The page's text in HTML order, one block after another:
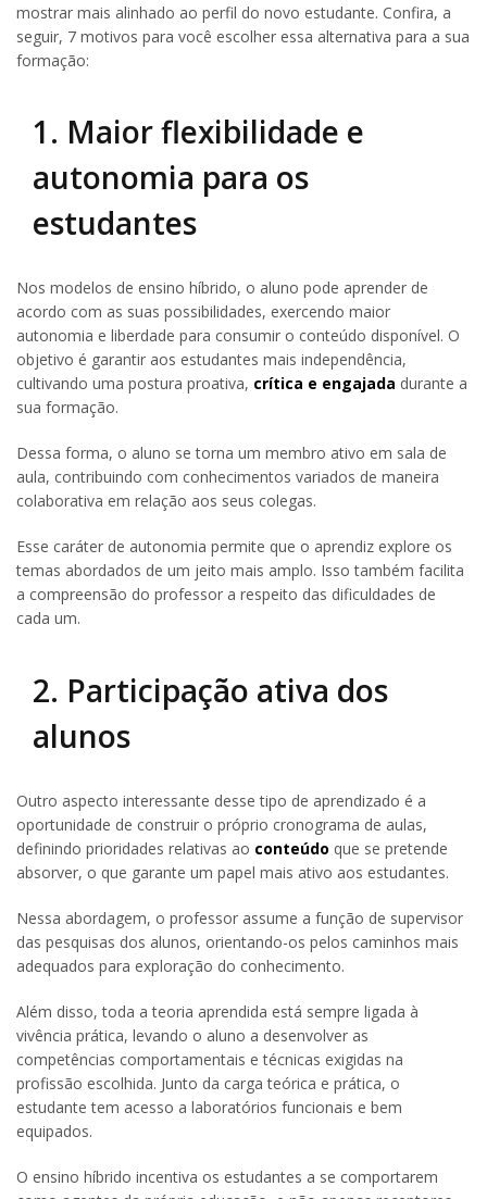
mostrar mais alinhado ao perfil do novo estudante. Confira, a
seguir, 7 motivos para você escolher essa alternativa para a sua
formação:
1. Maior flexibilidade e
autonomia para os
estudantes
Nos modelos de ensino híbrido, o aluno pode aprender de
acordo com as suas possibilidades, exercendo maior
autonomia e liberdade para consumir o conteúdo disponível. O
objetivo é garantir aos estudantes mais independência,
cultivando uma postura proativa, crítica e engajada durante a
sua formação.
Dessa forma, o aluno se torna um membro ativo em sala de
aula, contribuindo com conhecimentos variados de maneira
colaborativa em relação aos seus colegas.
Esse caráter de autonomia permite que o aprendiz explore os
temas abordados de um jeito mais amplo. Isso também facilita
a compreensão do professor a respeito das dificuldades de
cada um.
2. Participação ativa dos
alunos
Outro aspecto interessante desse tipo de aprendizado é a
oportunidade de construir o próprio cronograma de aulas,
definindo prioridades relativas ao conteúdo que se pretende
absorver, o que garante um papel mais ativo aos estudantes.
Nessa abordagem, o professor assume a função de supervisor
das pesquisas dos alunos, orientando-os pelos caminhos mais
adequados para exploração do conhecimento.
Além disso, toda a teoria aprendida está sempre ligada à
vivência prática, levando o aluno a desenvolver as
competências comportamentais e técnicas exigidas na
profissão escolhida. Junto da carga teórica e prática, o
estudante tem acesso a laboratórios funcionais e bem
equipados.
O ensino híbrido incentiva os estudantes a se comportarem